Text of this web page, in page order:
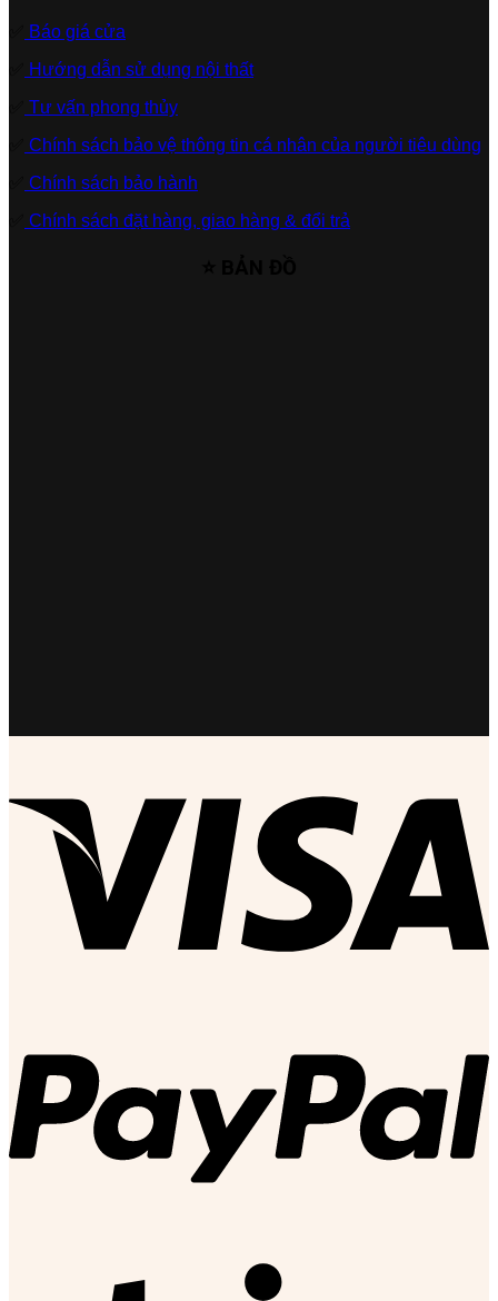
Báo giá cửa
Hướng dẫn sử dụng nội thất
Tư vấn phong thủy
Chính sách bảo vệ thông tin cá nhân của người tiêu dùng
Chính sách bảo hành
Chính sách đặt hàng, giao hàng & đổi trả